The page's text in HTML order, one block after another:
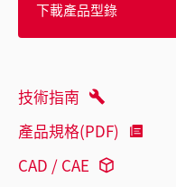
下載產品型錄
技術指南
產品規格(PDF)
CAD / CAE